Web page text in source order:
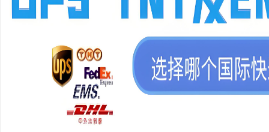
婉灵动，一眼万年！久匠量身定制的眉眼
，才是你整张脸的点睛之笔！淡颜系女生的
武汉配眼镜 上海配眼镜